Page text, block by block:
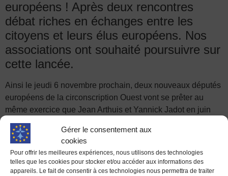
Gérer le consentement aux
cookies
Pour offrir les meilleures expériences, nous utilisons des technologies
telles que les cookies pour stocker et/ou accéder aux informations des
appareils. Le fait de consentir à ces technologies nous permettra de traiter
européens ! Après deux rencontres
débat riches en échanges entre les
citoyens et leurs élus européens. Nos
associations ont souhaité poursuivre sur
cette lancée.
Ainsi le jeudi 6 novembre prochain, deux nouveaux députés
européens de la circonscription Ouest vont se prêter au
même exercice que Jean Arthuis et Yannick Jadot en juin
dernier et Alain Cadec en septembre dernier.
Le 6 novembre au café Häagens-Dazs à proximité de
l’opéra de Rennes et en face de la Mairie vous pourrez
échanger et débattre avec :